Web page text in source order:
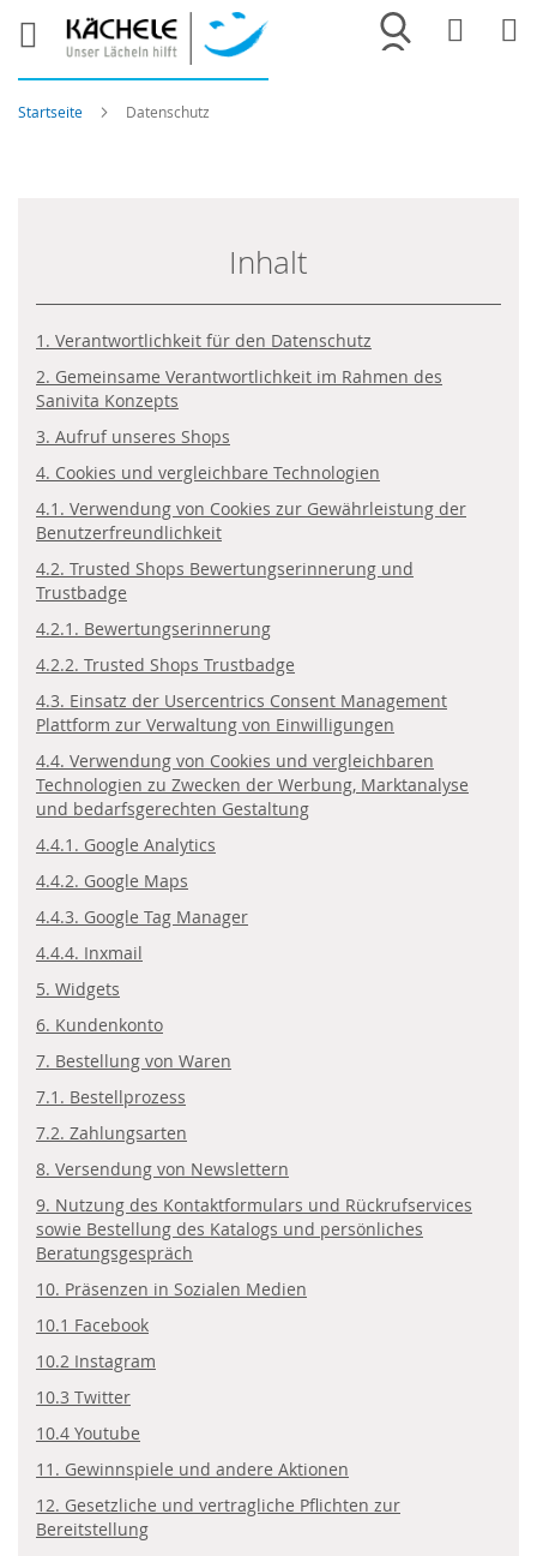
Merkliste
Startseite Datenschutz
Inhalt
1. Verantwortlichkeit für den Datenschutz
2. Gemeinsame Verantwortlichkeit im Rahmen des
Sanivita Konzepts
3. Aufruf unseres Shops
4. Cookies und vergleichbare Technologien
4.1. Verwendung von Cookies zur Gewährleistung der
Benutzerfreundlichkeit
4.2. Trusted Shops Bewertungserinnerung und
Trustbadge
4.2.1. Bewertungserinnerung
4.2.2. Trusted Shops Trustbadge
4.3. Einsatz der Usercentrics Consent Management
Plattform zur Verwaltung von Einwilligungen
4.4. Verwendung von Cookies und vergleichbaren
Technologien zu Zwecken der Werbung, Marktanalyse
und bedarfsgerechten Gestaltung
4.4.1. Google Analytics
4.4.2. Google Maps
4.4.3. Google Tag Manager
4.4.4. Inxmail
5. Widgets
6. Kundenkonto
7. Bestellung von Waren
7.1. Bestellprozess
7.2. Zahlungsarten
8. Versendung von Newslettern
9. Nutzung des Kontaktformulars und Rückrufservices
sowie Bestellung des Katalogs und persönliches
Beratungsgespräch
10. Präsenzen in Sozialen Medien
10.1 Facebook
10.2 Instagram
10.3 Twitter
10.4 Youtube
11. Gewinnspiele und andere Aktionen
12. Gesetzliche und vertragliche Pflichten zur
Bereitstellung